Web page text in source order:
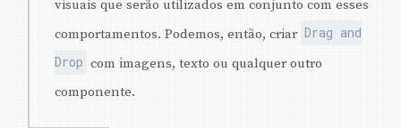
visuais que serão utilizados em conjunto com esses
comportamentos. Podemos, então, criar Drag and
Drop com imagens, texto ou qualquer outro
componente.